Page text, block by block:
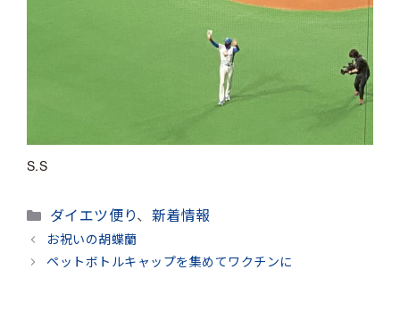
S.S
カ
テ
ゴ
ダイエツ便り、 新着情報
お祝いの胡蝶蘭
ペットボトルキャップを集めてワクチンに